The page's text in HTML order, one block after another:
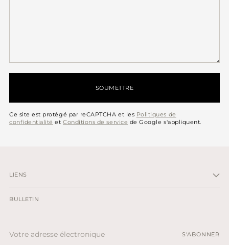
SOUMETTRE
Ce site est protégé par reCAPTCHA et les Politiques de
confidentialité etConditions de service de Google s'appliquent.
LIENS
BULLETIN
adresse
S'ABONNER